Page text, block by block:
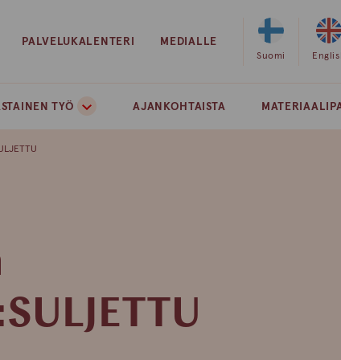
PALVELUKALENTERI MEDIALLE
Valitse
Suomi
TYÖ AJANKOHTAISTA